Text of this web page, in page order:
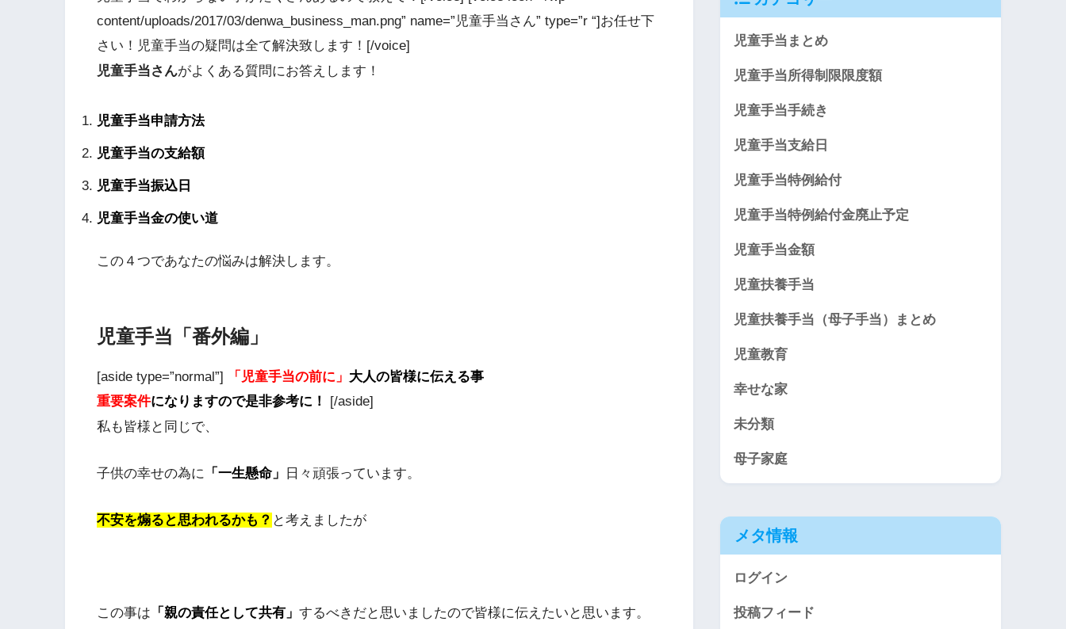
content/uploads/2017/03/denwa_business_man.png” name=”児童手当さん” type=”r “]お任せ下
さい！児童手当の疑問は全て解決致します！[/voice]
児童手当さんがよくある質問にお答えします！
児童手当申請方法
児童手当の支給額
児童手当振込日
児童手当金の使い道
この４つであなたの悩みは解決します。
児童手当「番外編」
[aside type=”normal”] 「児童手当の前に」 大人の皆様に伝える事
重要案件になりますので是非参考に！
[/aside]
私も皆様と同じで、
子供の幸せの為に 「一生懸命」 日々頑張っています。
不安を煽ると思われるかも？ と考えましたが
この事は 「 親の責任として共有」 するべきだと思いましたので皆様に伝えたいと思います。
児童手当まとめ
児童手当所得制限限度額
児童手当手続き
児童手当支給日
児童手当特例給付
児童手当特例給付金廃止予定
児童手当金額
児童扶養手当
児童扶養手当（母子手当）まとめ
児童教育
幸せな家
未分類
母子家庭
メタ情報
ログイン
投稿フィード